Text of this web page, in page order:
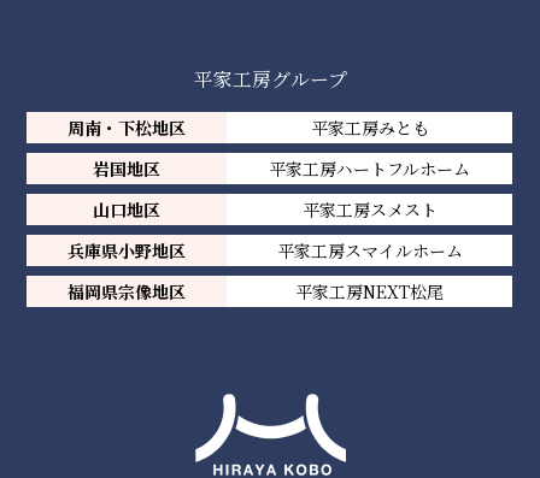
平家工房グループ
周南・下松地区
平家工房みとも
岩国地区
平家工房ハートフルホーム
山口地区
平家工房スメスト
兵庫県小野地区
平家工房スマイルホーム
福岡県宗像地区
平家工房NEXT松尾